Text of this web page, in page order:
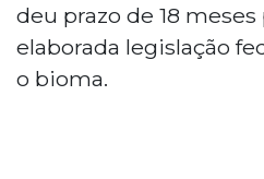
deu prazo de 18 meses
elaborada legislação
o bioma.